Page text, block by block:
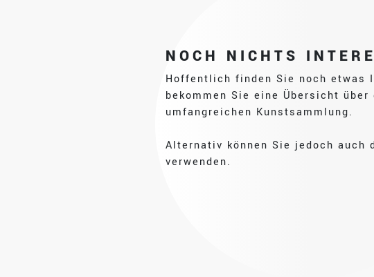
NOCH NICHTS
Hoffentlich finden Sie noch etwas
bekommen Sie eine Übersicht
umfangreichen Kunstsammlung.
Alternativ können Sie jedoch auch
verwenden.